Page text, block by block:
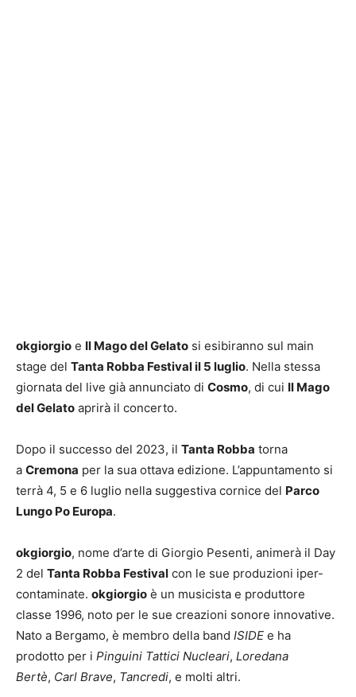
okgiorgio e Il Mago del Gelato si esibiranno sul main
stage del Tanta Robba Festival il 5 luglio. Nella stessa
giornata del live già annunciato di Cosmo, di cui Il Mago
del Gelato aprirà il concerto.
Dopo il successo del 2023, il Tanta Robba torna
a Cremona per la sua ottava edizione. L’appuntamento si
terrà 4, 5 e 6 luglio nella suggestiva cornice del Parco
Lungo Po Europa.
okgiorgio, nome d’arte di Giorgio Pesenti, animerà il Day
2 del Tanta Robba Festival con le sue produzioni iper-
contaminate. okgiorgio è un musicista e produttore
classe 1996, noto per le sue creazioni sonore innovative.
Nato a Bergamo, è membro della band ISIDE e ha
prodotto per i Pinguini Tattici Nucleari, Loredana
Bertè, Carl Brave, Tancredi, e molti altri.